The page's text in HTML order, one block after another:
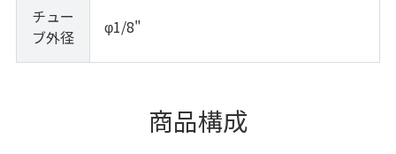
チュー
ブ外径
φ1/8"
商品構成